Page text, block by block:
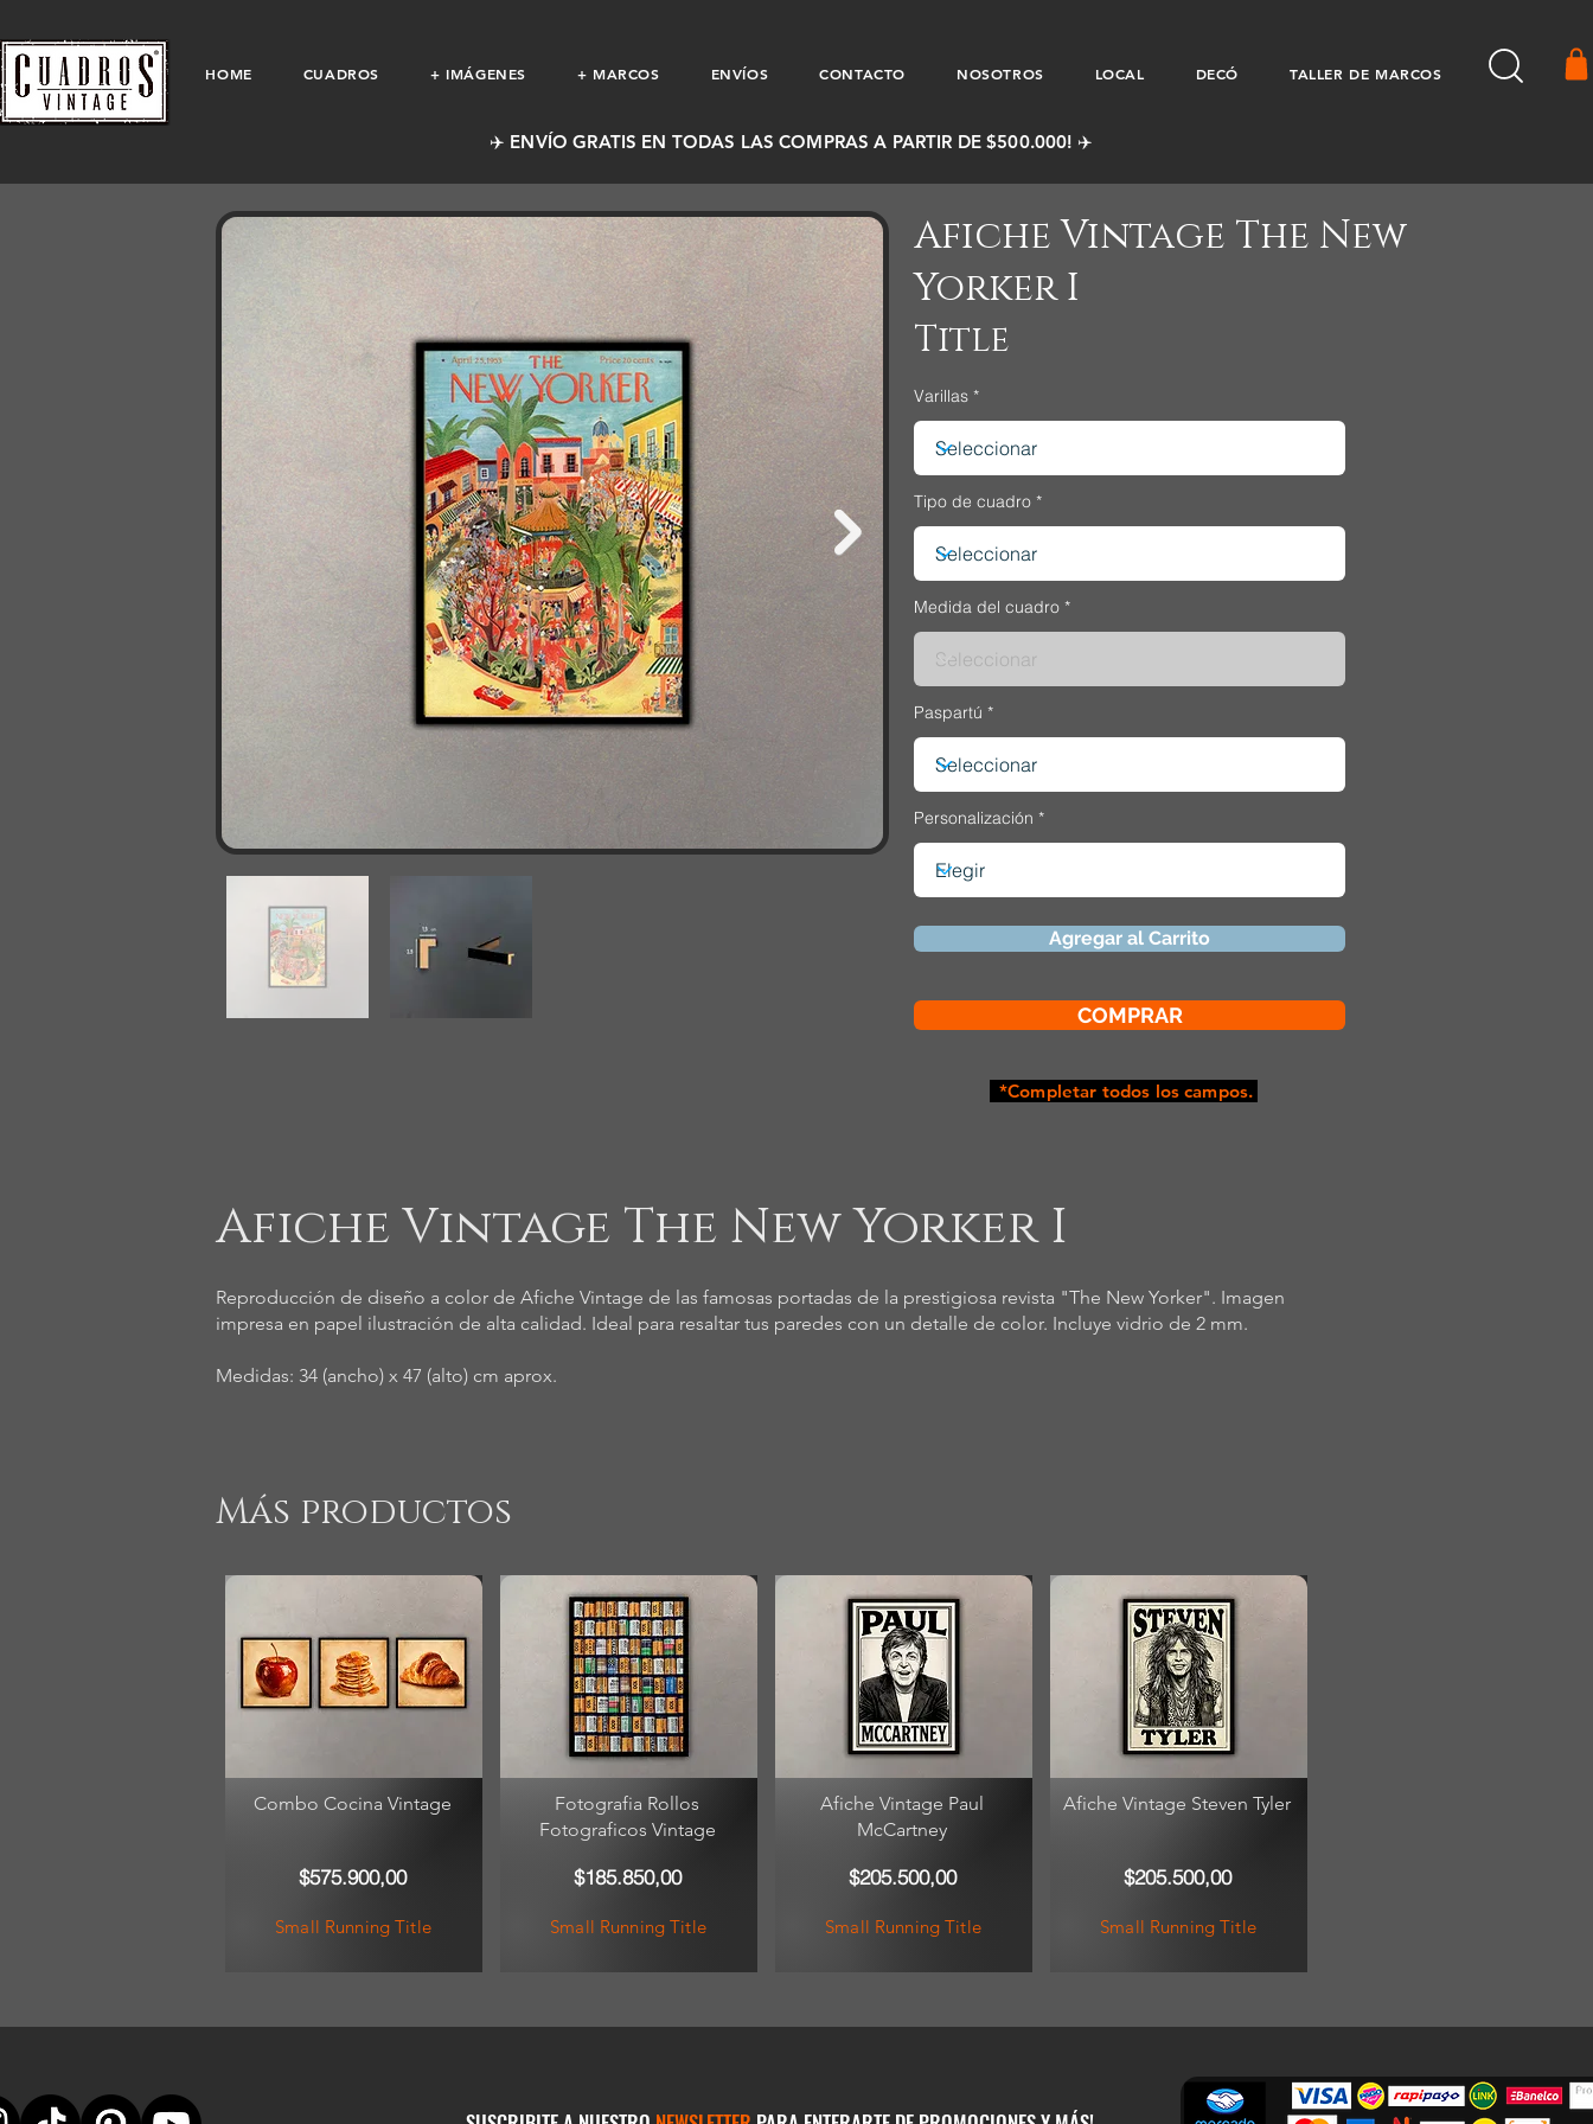
HOME CUADROS + IMÁGENES + MARCOS ENVÍOS CONTACTO NOSOTROS LOCAL DECÓ TALLER DE MARCOS
✈️ ENVÍO GRATIS EN TODAS LAS COMPRAS A PARTIR DE $500.000! ✈️
Afiche Vintage The New
Yorker I
Title
Varillas
Tipo de cuadro
Medida del cuadro
Paspartú
Personalización
Agregar al Carrito
COMPRAR
*Completar todos los campos.
Afiche Vintage The New Yorker I
Reproducción de diseño a color de Afiche Vintage de las famosas portadas de la prestigiosa revista "The New Yorker". Imagen
impresa en papel ilustración de alta calidad. Ideal para resaltar tus paredes con un detalle de color. Incluye vidrio de 2 mm.
Medidas: 34 (ancho) x 47 (alto) cm aprox.
Más productos
Combo Cocina Vintage
$575.900,00
Small Running Title
Fotografia Rollos
Fotograficos Vintage
$185.850,00
Small Running Title
Afiche Vintage Paul
McCartney
$205.500,00
Small Running Title
Afiche Vintage Steven Tyler
$205.500,00
Small Running Title